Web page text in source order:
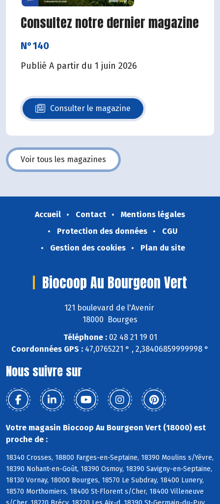
Consultez notre dernier magazine
N°140
Publié A partir du 1 juin 2026
Consulter le magazine
N°140
Voir tous les magazines
Accueil Contact
Mentions légales
Protection des données
CGU
Gestion des cookies
Plan du site
Biocoop Au Bourgeon Vert
121 boulevard de l'Avenir
18000 Bourges
Téléphone :02 48 21 19 01
Coordonnées GPS : 47,0765221 ° , 2,38406859999998 °
Nous suivre sur
Votre magasin Biocoop Au Bourgeon Vert (18000) est
proche de :
18340 Crosses, 18800 Farges-en-Septaine, 18390 Moulins s/Yèvre,
18390 Nohant-en-Goût, 18390 Osmoy, 18390 Savigny-en-Septaine,
18130 Vornay, 18000 Bourges, 18570 Le Subdray, 18400 Lunery,
18570 Morthomiers, 18400 St-Florent s/Cher, 18400 Villeneuve